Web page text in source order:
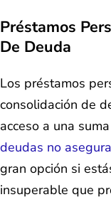
Préstamos
De Deuda
Los préstamos
consolidación de
acceso a una
deudas no
gran opción si
insuperable que